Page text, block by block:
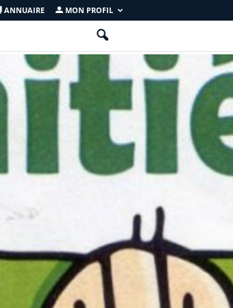
ANNUAIRE MON PROFIL